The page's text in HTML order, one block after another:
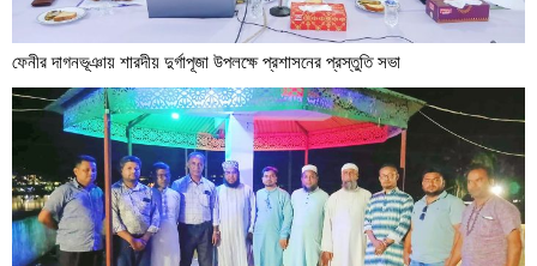
ফেনীর দাগনভূঞায় শারদীয় দুর্গাপূজা উপলক্ষে প্রশাসনের প্রস্তুতি সভা